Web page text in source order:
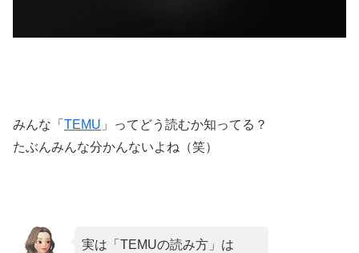
みんな「 TEMU 」ってどう読むか知ってる？
たぶんみんな分かんないよね（笑）
実は「TEMUの読み方」は